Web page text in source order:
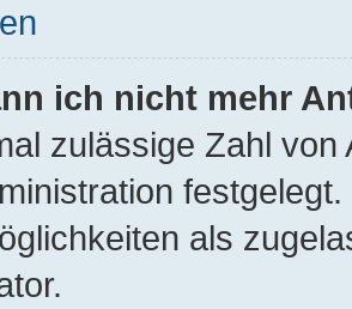
ich nicht mehr
zulässige Zahl
als